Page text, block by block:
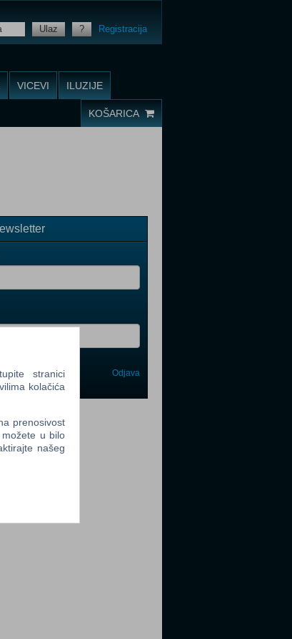
Ulaz ? Registracija
VICEVI ILUZIJE
KOŠARICA
Odjava
stranici
kolačića
prenosivost
u bilo
našeg